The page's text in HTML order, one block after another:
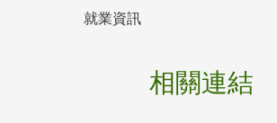
就業資訊
相關連結